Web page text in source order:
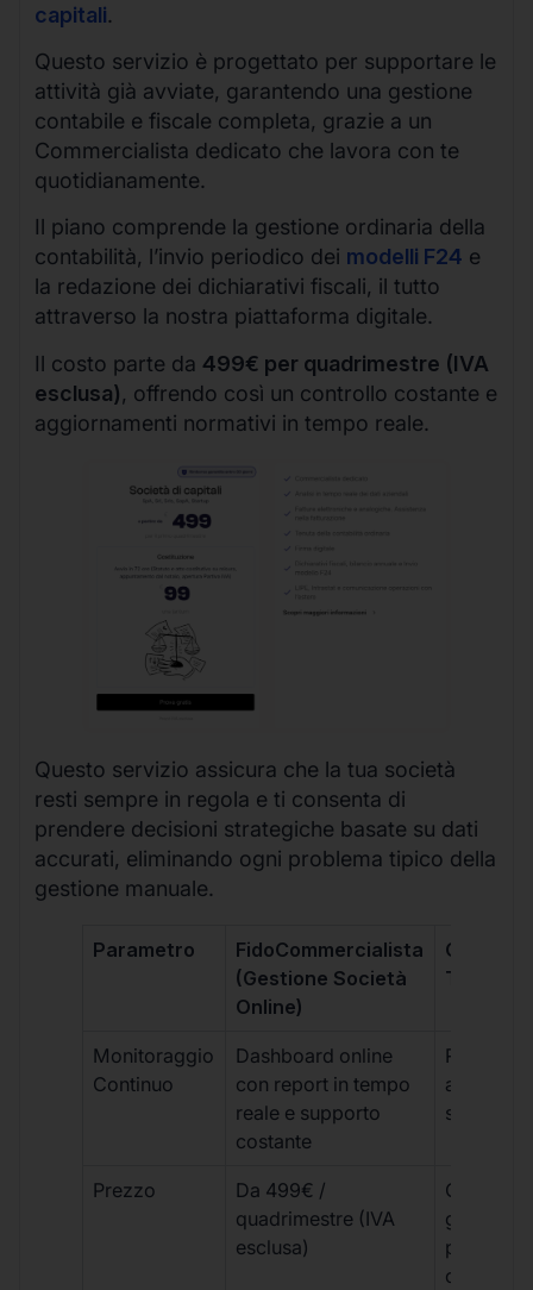
capitali.
Questo servizio è progettato per supportare le
attività già avviate, garantendo una gestione
contabile e fiscale completa, grazie a un
Commercialista dedicato che lavora con te
quotidianamente.
Il piano comprende la gestione ordinaria della
contabilità, l’invio periodico dei modelli F24 e
la redazione dei dichiarativi fiscali, il tutto
attraverso la nostra piattaforma digitale.
Il costo parte da 499€ per quadrimestre (IVA
esclusa), offrendo così un controllo costante e
aggiornamenti normativi in tempo reale.
Questo servizio assicura che la tua società
resti sempre in regola e ti consenta di
prendere decisioni strategiche basate su dati
accurati, eliminando ogni problema tipico della
gestione manuale.
Parametro
FidoCommercialista
(Gestione Società
Online)
Monitoraggio
Continuo
Dashboard online
con report in tempo
reale e supporto
costante
Report
sporadici
Prezzo
Da 499€ /
quadrimestre (IVA
esclusa)
Costi
più
ogni